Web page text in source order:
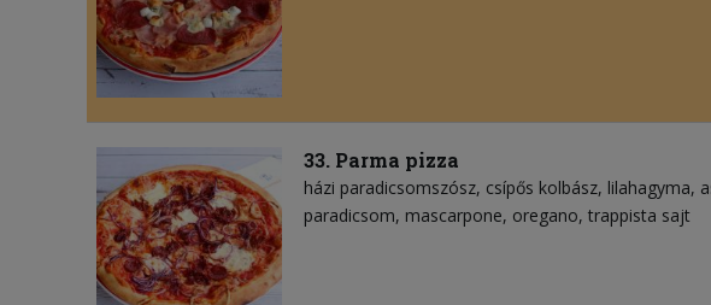
33. Parma pizza
házi paradicsomszósz csípős kolbász lilahagyma
paradicsom mascarpone oregano trappista sajt